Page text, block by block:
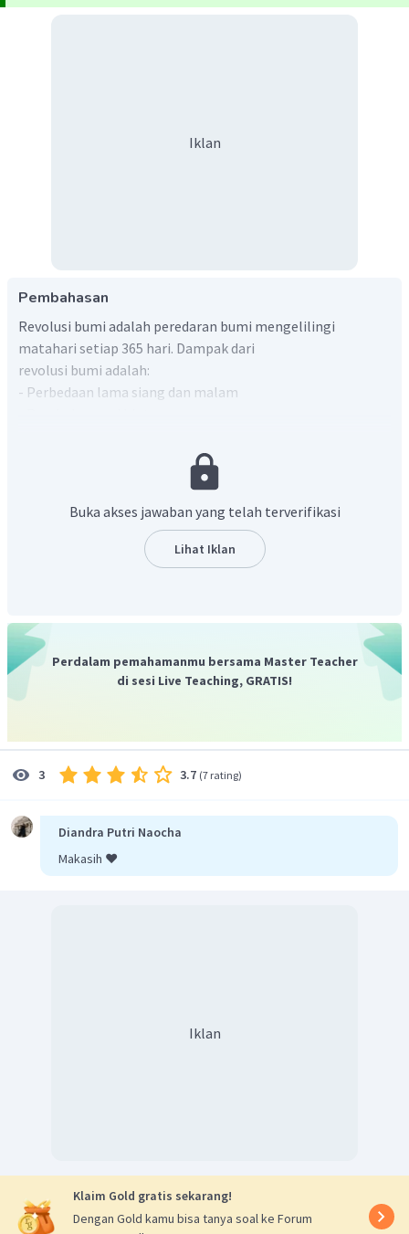
Iklan
Pembahasan
Revolusi bumi adalah peredaran bumi mengelilingi
matahari setiap 365 hari. Dampak dari
revolusi bumi adalah:
- Perbedaan lama siang dan malam
- Gerak semu tahunan matahari
Pasang surut air laut yang terjadi di bumi juga bisa terjadi
karena adanya gaya gravitasi
matahari. Peristiwa yang merupakan dampak dari revolusi
Buka akses jawaban yang telah terverifikasi
Lihat Iklan
Perdalam pemahamanmu bersama Master Teacher
di sesi Live Teaching, GRATIS!
3 3.7 (7 rating)
Diandra Putri Naocha
Makasih ❤️
Iklan
Klaim Gold gratis sekarang!
Dengan Gold kamu bisa tanya soal ke Forum